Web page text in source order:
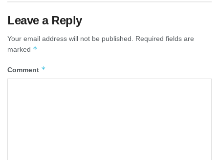
Leave a Reply
Your email address will not be published.
Required fields are
marked *
Comment *